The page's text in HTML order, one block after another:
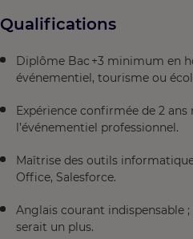
Qualifications
Diplôme Bac +3 minimum en
événementiel, tourisme ou
Expérience confirmée de 2
l’événementiel professionnel.
Maîtrise des outils
Office, Salesforce.
Anglais courant indispensable
serait un plus.